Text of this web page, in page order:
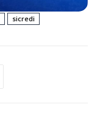
sicredi